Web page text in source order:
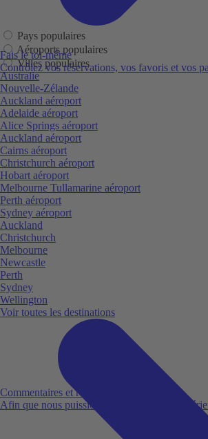
Fais le toi-même
Contrôlez vos réservations, vos favoris et vos
Commentaires et réclamations
Afin que nous puissions améliorer votre
Pays populaires
Aéroports populaires
Villes populaires
Australie
Nouvelle-Zélande
Auckland aéroport
Adelaide aéroport
Alice Springs aéroport
Auckland aéroport
Cairns aéroport
Christchurch aéroport
Hobart aéroport
Melbourne Tullamarine aéroport
Perth aéroport
Sydney aéroport
Auckland
Christchurch
Melbourne
Newcastle
Perth
Sydney
Wellington
Voir toutes les destinations